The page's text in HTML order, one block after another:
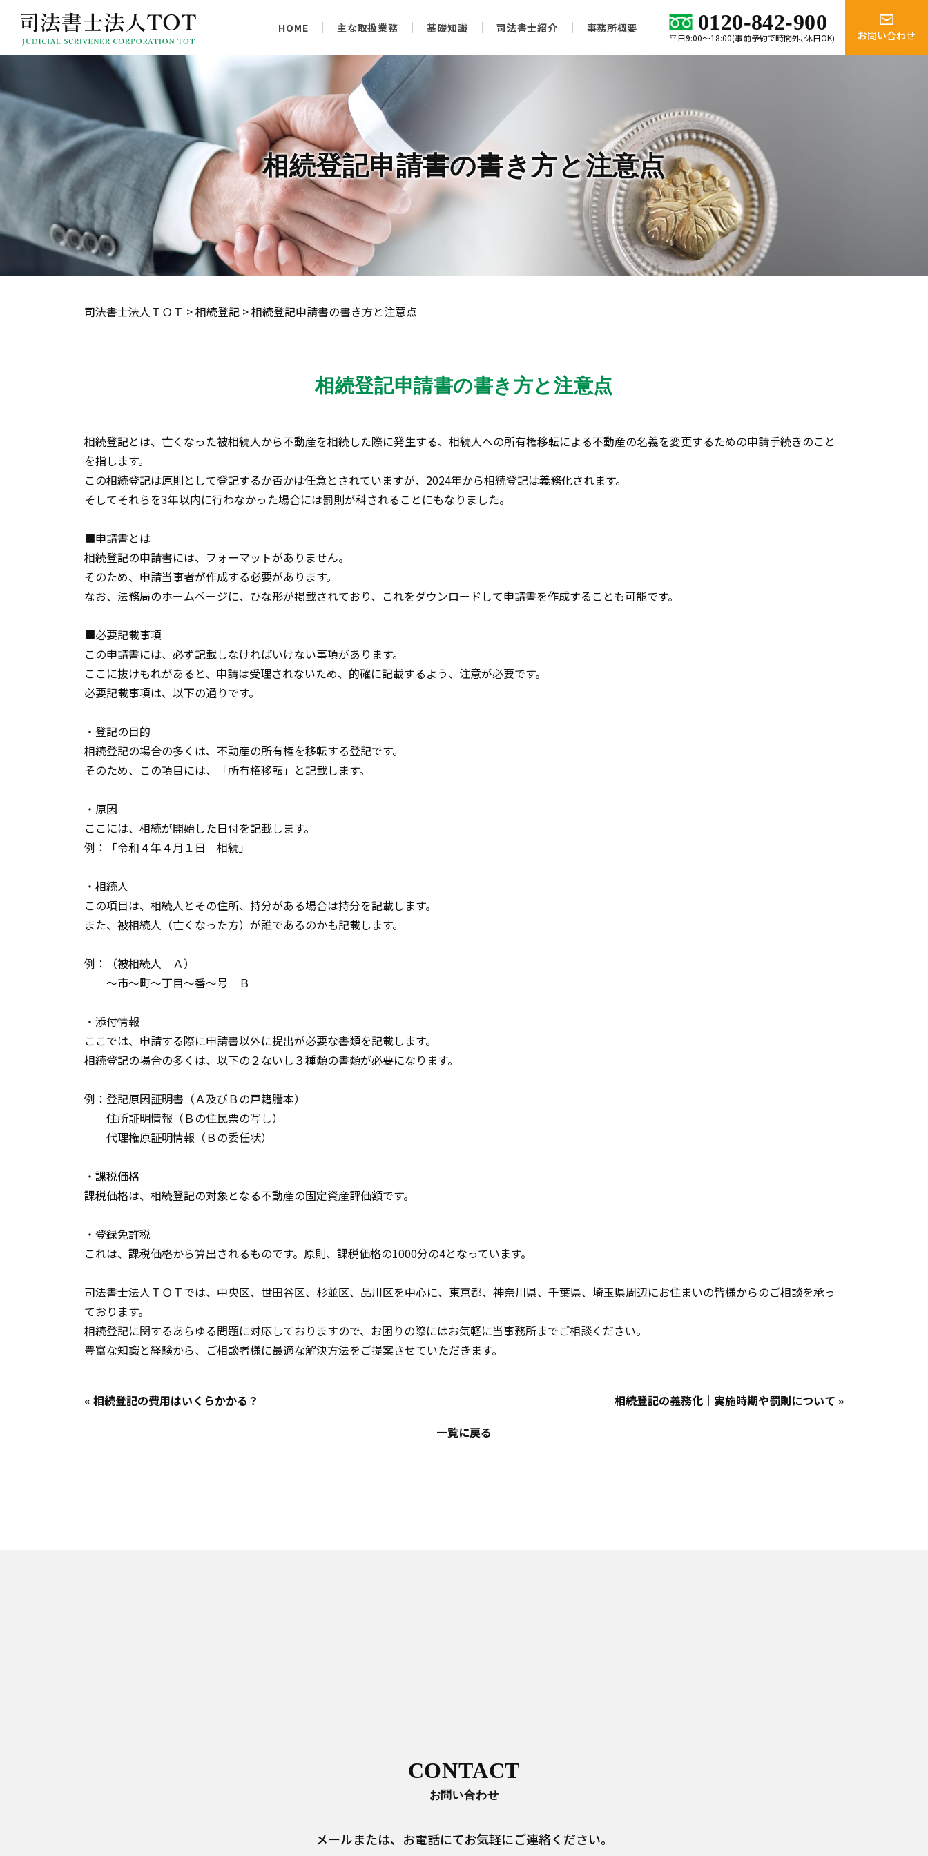
0120-842-900
平日9:00～18:00(事前予約で時間外、休日OK) お問い合わせ
HOME 主な取扱業務 基礎知識 司法書士紹介 事務所概要
相続登記申請書の書き方と注意点
司法書士法人ＴＯＴ >相続登記 >相続登記申請書の書き方と注意点
相続登記申請書の書き方と注意点
相続登記とは、亡くなった被相続人から不動産を相続した際に発生する、相続人への所有権移転による不動産の名義を変更するための申請手続きのこと
を指します。
この相続登記は原則として登記するか否かは任意とされていますが、2024年から相続登記は義務化されます。
そしてそれらを3年以内に行わなかった場合には罰則が科されることにもなりました。
■申請書とは
相続登記の申請書には、フォーマットがありません。
そのため、申請当事者が作成する必要があります。
なお、法務局のホームページに、ひな形が掲載されており、これをダウンロードして申請書を作成することも可能です。
■必要記載事項
この申請書には、必ず記載しなければいけない事項があります。
ここに抜けもれがあると、申請は受理されないため、的確に記載するよう、注意が必要です。
必要記載事項は、以下の通りです。
・登記の目的
相続登記の場合の多くは、不動産の所有権を移転する登記です。
そのため、この項目には、「所有権移転」と記載します。
・原因
ここには、相続が開始した日付を記載します。
例：「令和４年４月１日 相続」
・相続人
この項目は、相続人とその住所、持分がある場合は持分を記載します。
また、被相続人（亡くなった方）が誰であるのかも記載します。
例：（被相続人 Ａ）
～市～町～丁目～番～号 Ｂ
・添付情報
ここでは、申請する際に申請書以外に提出が必要な書類を記載します。
相続登記の場合の多くは、以下の２ないし３種類の書類が必要になります。
例：登記原因証明書（Ａ及びＢの戸籍謄本）
住所証明情報（Ｂの住民票の写し）
代理権原証明情報（Ｂの委任状）
・課税価格
課税価格は、相続登記の対象となる不動産の固定資産評価額です。
・登録免許税
これは、課税価格から算出されるものです。原則、課税価格の1000分の4となっています。
司法書士法人ＴＯＴでは、中央区、世田谷区、杉並区、品川区を中心に、東京都、神奈川県、千葉県、埼玉県周辺にお住まいの皆様からのご相談を承っ
ております。
相続登記に関するあらゆる問題に対応しておりますので、お困りの際にはお気軽に当事務所までご相談ください。
豊富な知識と経験から、ご相談者様に最適な解決方法をご提案させていただきます。
« 相続登記の費用はいくらかかる？
相続登記の義務化｜実施時期や罰則について »
一覧に戻る
CONTACT
お問い合わせ
メールまたは、 お電話にてお気軽にご連絡ください。